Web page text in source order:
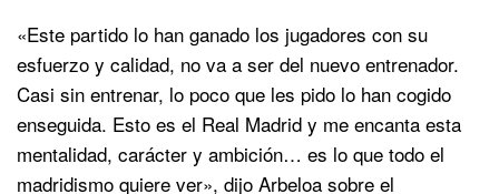
«Este partido lo han ganado los jugadores con su
esfuerzo y calidad, no va a ser del nuevo entrenador.
Casi sin entrenar, lo poco que les pido lo han cogido
enseguida. Esto es el Real Madrid y me encanta esta
mentalidad, carácter y ambición… es lo que todo el
madridismo quiere ver», dijo Arbeloa sobre el